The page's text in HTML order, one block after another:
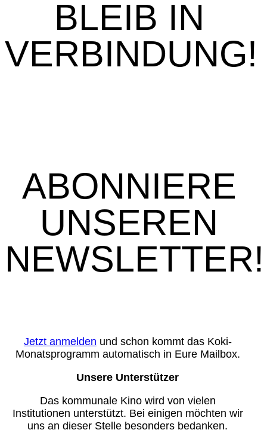
BLEIB IN
VERBINDUNG!
ABONNIERE
UNSEREN
NEWSLETTER!
Jetzt anmelden und schon kommt das Koki-
Monatsprogramm automatisch in Eure Mailbox.
Unsere Unterstützer
Das kommunale Kino wird von vielen
Institutionen unterstützt. Bei einigen möchten wir
uns an dieser Stelle besonders bedanken.